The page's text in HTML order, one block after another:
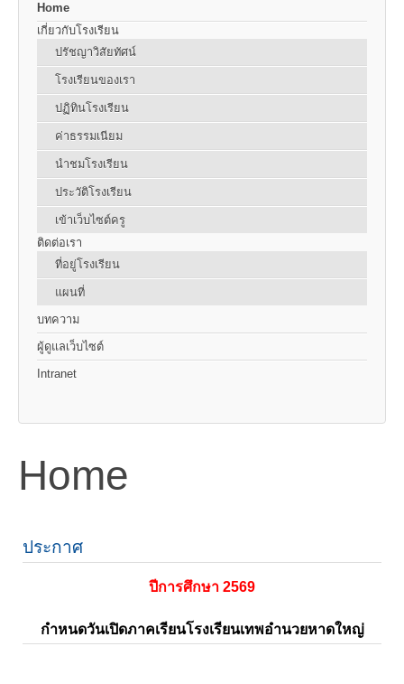
Home
เกี่ยวกับโรงเรียน
ปรัชญาวิสัยทัศน์
โรงเรียนของเรา
ปฏิทินโรงเรียน
ค่าธรรมเนียม
นำชมโรงเรียน
ประวัติโรงเรียน
เข้าเว็บไซต์ครู
ติดต่อเรา
ที่อยู่โรงเรียน
แผนที่
บทความ
ผู้ดูแลเว็บไซต์
Intranet
Home
ประกาศ
ปีการศึกษา 2569
กำหนดวันเปิดภาคเรียนโรงเรียนเทพอำนวยหาดใหญ่